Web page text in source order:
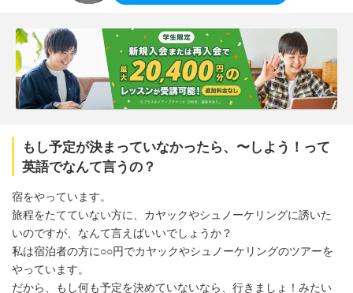
もし予定が決まっていなかったら、〜しよう！って
英語でなんて言うの？
宿をやっています。
旅程をたてていない方に、カヤックやシュノーケリングに誘いた
いのですが、なんて言えばいいでしょうか？
私は宿泊者の方に○○円でカヤックやシュノーケリングのツアーを
やっています。
だから、もし何も予定を決めていないなら、行きましょ！みたい